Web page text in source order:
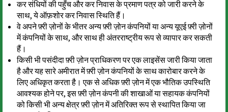
कर संधियों की पहुँच और कर निवास के प्रमाण पत्र को जारी करने के
साथ, ये ऑफ़शोर कर निवास स्थिति हैं।
वे अपने फ़्री ज़ोनों के भीतर अन्य फ़्री ज़ोन कंपनियों या अन्य यूएई फ़्री ज़ोनों
में कंपनियों के साथ, और साथ ही अंतरराष्ट्रीय रूप से व्यापार कर सकती
हैं।
किसी भी पसंदीदा फ़्री ज़ोन प्राधिकरण पर एक लाइसेंस जारी किया जाता
है और यह सारे अमीरात में फ़्री ज़ोन कंपनियों के साथ कारोबार करने के
लिए अधिकृत करता है। एक से अधिक फ़्री ज़ोन में एक भौतिक उपस्थिति
आवश्यक होने पर, इस फ़्री ज़ोन कंपनी की शाखाओं या सहायक कंपनियों
को किसी भी अन्य क्षेत्र फ़्री ज़ोन में अतिरिक्त रूप से स्थापित किया जा